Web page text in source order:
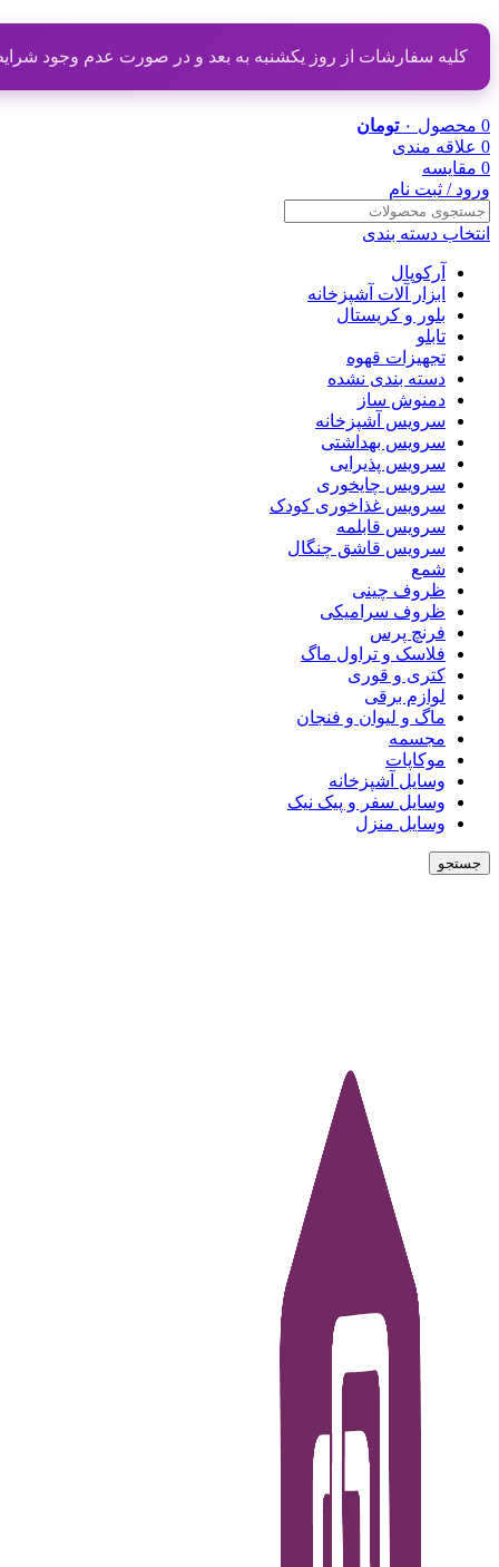
کلیه سفارشات از روز یکشنبه به بعد و در صورت عدم وجود شرایط مناسب از تاریخ ۲۰
0 محصول ۰ تومان
0 علاقه مندی
0 مقایسه
ورود / ثبت نام
انتخاب دسته بندی
آرکوپال
ابزار آلات آشپزخانه
بلور و کریستال
تابلو
تجهیزات قهوه
دسته بندی نشده
دمنوش ساز
سرویس آشپزخانه
سرویس بهداشتی
سرویس پذیرایی
سرویس چایخوری
سرویس غذاخوری کودک
سرویس قابلمه
سرویس قاشق چنگال
شمع
ظروف چینی
ظروف سرامیکی
فرنچ پرس
فلاسک و تراول ماگ
کتری و قوری
لوازم برقی
ماگ و لیوان و فنجان
مجسمه
موکاپات
وسایل آشپزخانه
وسایل سفر و پیک نیک
وسایل منزل
جستجو